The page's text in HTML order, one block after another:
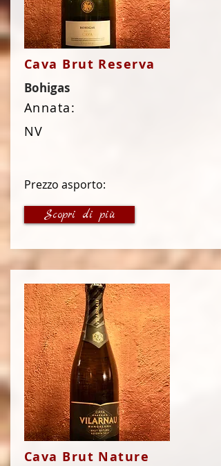
Cava Brut Reserva
Bohigas
Annata:
NV
Prezzo asporto:
22 €Scopri di più
Cava Brut Nature